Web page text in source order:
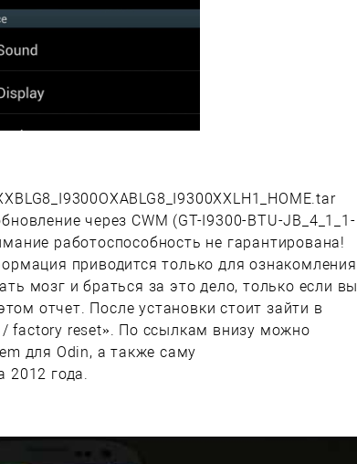
через CWM (GT-I9300-BTU-JB_4_1_1-
работоспособность не гарантирована!
приводится только для ознакомления
мозг и браться за это дело, только если вы
отчет. После установки стоит зайти в
factory reset». По ссылкам внизу можно
для Odin, а также саму
2012 года.